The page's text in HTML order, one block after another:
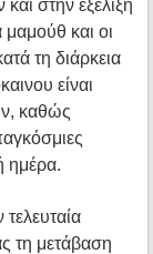
στην εξέλιξη
και οι
τη διάρκεια
είναι
καθώς
ημέρα.
τη μετάβαση